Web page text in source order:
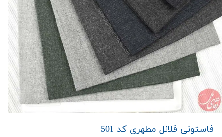
فاستونی فلانل مطهری کد 501